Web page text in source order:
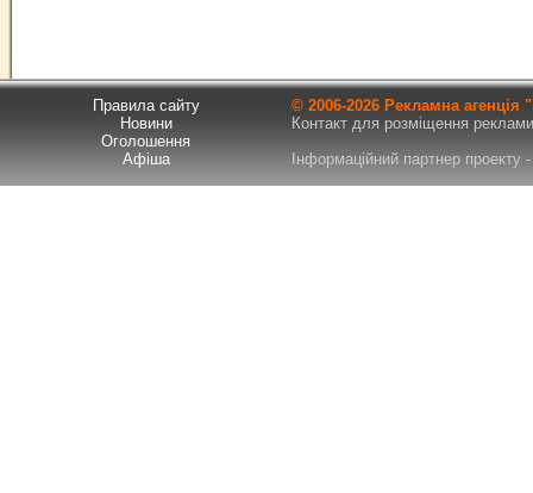
Правила сайту
Новини
Оголошення
Афіша
© 2006-2026 Рекламна
Контакт для розміщення
Інформаційний партнер проекту